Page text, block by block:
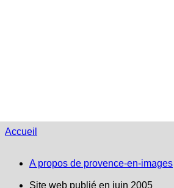
Accueil
A propos de provence-en-images
Site web publié en juin 2005